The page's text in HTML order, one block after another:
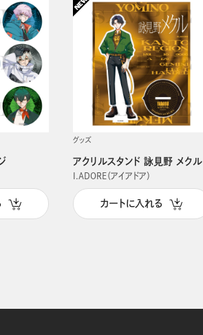
グッズ
アクリルスタンド 詠見野 メクル
I.ADORE（アイアドア）
カートに入れる